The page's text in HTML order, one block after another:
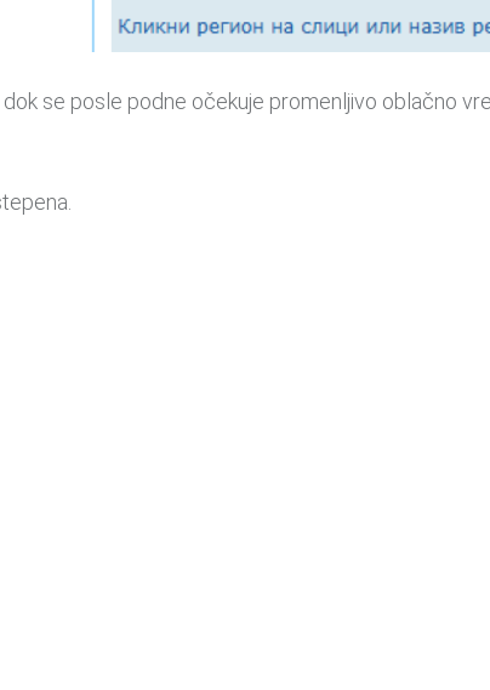
se posle podne očekuje promenljivo oblačno